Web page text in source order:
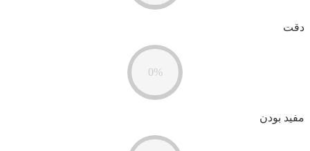
دقت
0%
مفید بودن